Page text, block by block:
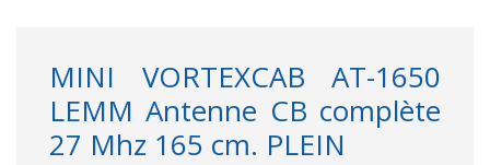
MINI VORTEXCAB AT-1650
LEMM Antenne CB complète
27 Mhz 165 cm. PLEIN